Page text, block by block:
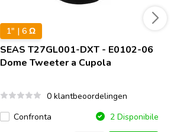
1" | 6 Ω
SEAS T27GL001-DXT - E0102-06
Dome Tweeter a Cupola
0 klantbeoordelingen
Confronta
2 Disponibile